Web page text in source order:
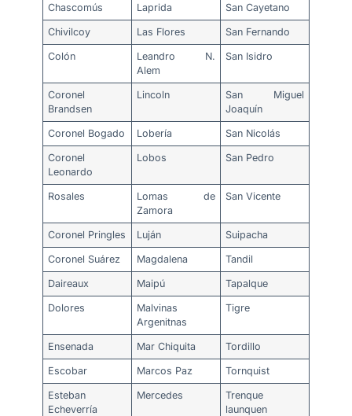
Chascomús Laprida San Cayetano
Chivilcoy Las Flores San Fernando
Colón
Leandro N.
Alem
San Isidro
Coronel
Brandsen
Lincoln
San Miguel
Joaquín
Coronel Bogado Lobería San Nicolás
Coronel
Leonardo
Lobos San Pedro
Rosales
Lomas de
Zamora
San Vicente
Coronel Pringles Luján Suipacha
Coronel Suárez Magdalena Tandil
Daireaux Maipú Tapalque
Dolores
Malvinas
Argenitnas
Tigre
Ensenada Mar Chiquita Tordillo
Escobar Marcos Paz Tornquist
Esteban
Echeverría
Mercedes
Trenque
launquen